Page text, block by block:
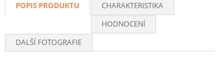
POPIS PRODUKTU
CHARAKTERISTIKA
HODNOCENÍ
DALŠÍ FOTOGRAFIE